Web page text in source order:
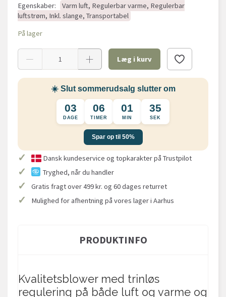
Egenskaber:
Varm luft, Regulerbar varme, Regulerbar
luftstrøm, Inkl. slange, Transportabel
På lager
Læg i kurv
☀️ Slut sommerudsalg slutter om
03
DAGE
06
TIMER
01
MIN
35
SEK
Spar op til 50%
✓ Dansk kundeservice og topkarakter på Trustpilot
✓ Tryghed, når du handler
✓ Gratis fragt over 499 kr. og 60 dages returret
✓ Mulighed for afhentning på vores lager i Aarhus
PRODUKTINFO
Kvalitetsblower med trinløs
regulering på både luft og varme og